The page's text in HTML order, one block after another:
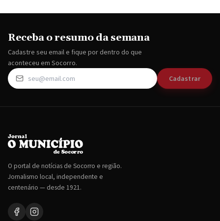
Receba o resumo da semana
Cadastre seu email e fique por dentro do que
aconteceu em Socorro.
Cadastrar
O portal de notícias de Socorro e região.
Jornalismo local, independente e
centenário — desde 1921.